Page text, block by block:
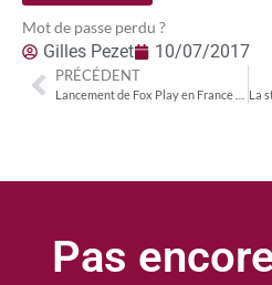
Mot de passe perdu ?
Gilles Pezet 10/07/2017
PRÉCÉDENT
Pas